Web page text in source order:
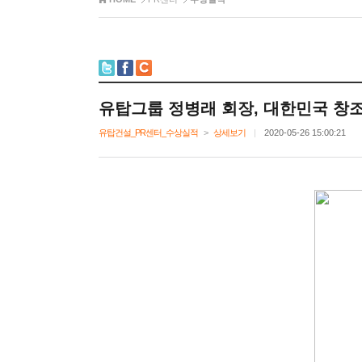
유탑그룹정병래회장,대한민국창
유탑건설_PR센터_수상실적 > 상세보기 | 2020-05-2615:00:21